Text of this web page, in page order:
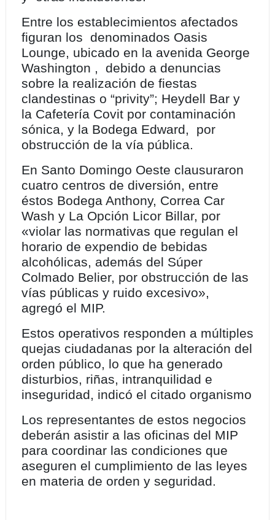
Entre los establecimientos afectados
figuran los denominados Oasis
Lounge, ubicado en la avenida George
Washington , debido a denuncias
sobre la realización de fiestas
clandestinas o “privity”; Heydell Bar y
la Cafetería Covit por contaminación
sónica, y la Bodega Edward, por
obstrucción de la vía pública.
En Santo Domingo Oeste clausuraron
cuatro centros de diversión, entre
éstos Bodega Anthony, Correa Car
Wash y La Opción Licor Billar, por
«violar las normativas que regulan el
horario de expendio de bebidas
alcohólicas, además del Súper
Colmado Belier, por obstrucción de las
vías públicas y ruido excesivo»,
agregó el MIP.
Estos operativos responden a múltiples
quejas ciudadanas por la alteración del
orden público, lo que ha generado
disturbios, riñas, intranquilidad e
inseguridad, indicó el citado organismo
Los representantes de estos negocios
deberán asistir a las oficinas del MIP
para coordinar las condiciones que
aseguren el cumplimiento de las leyes
en materia de orden y seguridad.